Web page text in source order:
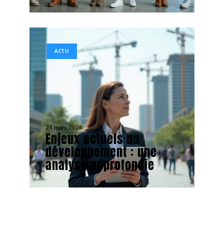
ACTU
24 mars 2026
Enjeux actuels du
développement : une
analyse approfondie